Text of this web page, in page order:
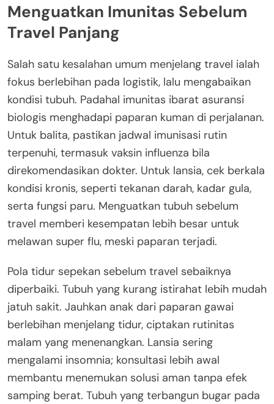
Menguatkan Imunitas Sebelum
Travel Panjang
Salah satu kesalahan umum menjelang travel ialah
fokus berlebihan pada logistik, lalu mengabaikan
kondisi tubuh. Padahal imunitas ibarat asuransi
biologis menghadapi paparan kuman di perjalanan.
Untuk balita, pastikan jadwal imunisasi rutin
terpenuhi, termasuk vaksin influenza bila
direkomendasikan dokter. Untuk lansia, cek berkala
kondisi kronis, seperti tekanan darah, kadar gula,
serta fungsi paru. Menguatkan tubuh sebelum
travel memberi kesempatan lebih besar untuk
melawan super flu, meski paparan terjadi.
Pola tidur sepekan sebelum travel sebaiknya
diperbaiki. Tubuh yang kurang istirahat lebih mudah
jatuh sakit. Jauhkan anak dari paparan gawai
berlebihan menjelang tidur, ciptakan rutinitas
malam yang menenangkan. Lansia sering
mengalami insomnia; konsultasi lebih awal
membantu menemukan solusi aman tanpa efek
samping berat. Tubuh yang terbangun bugar pada